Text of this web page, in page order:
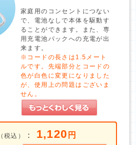
家庭用のコンセントにつない
で、電池なしで本体を駆動す
ることができます。また、専
用充電池パックへの充電が出
来ます。
※コードの長さは1.5メート
ルです。先端部分とコードの
色が白色に変更になりました
が、使用上の問題はございま
せん。
（税込） ： 1,120 円